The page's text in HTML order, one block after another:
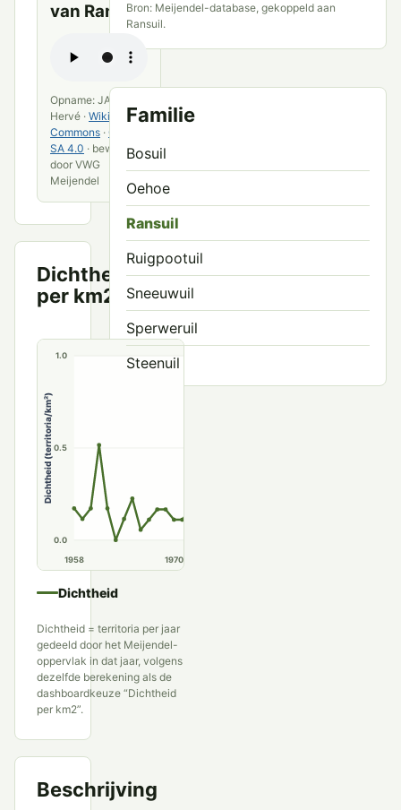
van Ransuil
Opname: JACOB
Hervé · Wikimedia
Commons · CC BY-
SA 4.0 · bewerkt
door VWG
Meijendel
Dichtheid
per km2
Territoria
per km²
0.0
0.5
1.0
Dichtheid (territoria/km²)
1958 1970
Dichtheid
Dichtheid = territoria per jaar
gedeeld door het Meijendel-
oppervlak in dat jaar, volgens
dezelfde berekening als de
dashboardkeuze “Dichtheid
per km2”.
Beschrijving
Bron: Meijendel-database, gekoppeld aan
Ransuil.
Familie
Bosuil
Oehoe
Ransuil
Ruigpootuil
Sneeuwuil
Sperweruil
Steenuil